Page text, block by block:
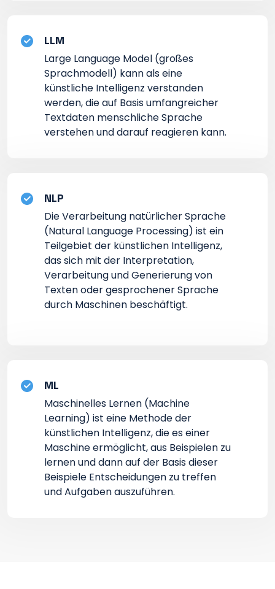
LLM
Large Language Model (großes
Sprachmodell) kann als eine
künstliche Intelligenz verstanden
werden, die auf Basis umfangreicher
Textdaten menschliche Sprache
verstehen und darauf reagieren kann.
NLP
Die Verarbeitung natürlicher Sprache
(Natural Language Processing) ist ein
Teilgebiet der künstlichen Intelligenz,
das sich mit der Interpretation,
Verarbeitung und Generierung von
Texten oder gesprochener Sprache
durch Maschinen beschäftigt.
ML
Maschinelles Lernen (Machine
Learning) ist eine Methode der
künstlichen Intelligenz, die es einer
Maschine ermöglicht, aus Beispielen zu
lernen und dann auf der Basis dieser
Beispiele Entscheidungen zu treffen
und Aufgaben auszuführen.